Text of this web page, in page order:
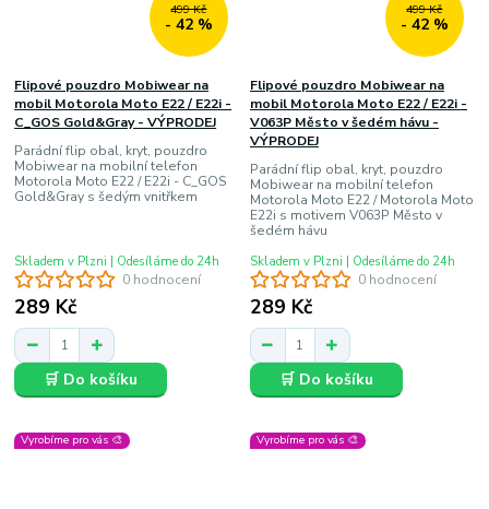
499 Kč
- 42 %
0 hodnocení
Flipové pouzdro Mobiwear na
mobil Motorola Moto E22 / E22i -
C_GOS Gold&Gray - VÝPRODEJ
Parádní flip obal, kryt, pouzdro
Mobiwear na mobilní telefon
Motorola Moto E22 / E22i - C_GOS
Gold&Gray s šedým vnitřkem
289 Kč
Skladem v Plzni | Odesíláme do 24h
🛒 Do košíku
499 Kč
- 42 %
0 hodnocení
Flipové pouzdro Mobiwear na
mobil Motorola Moto E22 / E22i -
V063P Město v šedém hávu -
VÝPRODEJ
Parádní flip obal, kryt, pouzdro
Mobiwear na mobilní telefon
Motorola Moto E22 / Motorola Moto
E22i s motivem V063P Město v
šedém hávu
289 Kč
Skladem v Plzni | Odesíláme do 24h
🛒 Do košíku
Vyrobíme pro vás 🎨 Vyrobíme pro vás 🎨